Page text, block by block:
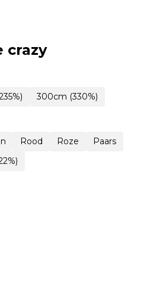
crazy
300cm (330%)
Rood Roze
Paars